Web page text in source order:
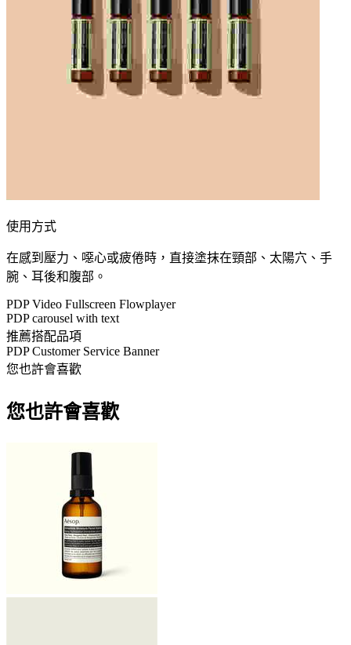
使用方式
在感到壓力、噁心或疲倦時，直接塗抹在頸部、太陽穴、手
腕、耳後和腹部。
PDP Video Fullscreen Flowplayer
PDP carousel with text
推薦搭配品項
PDP Customer Service Banner
您也許會喜歡
您也許會喜歡